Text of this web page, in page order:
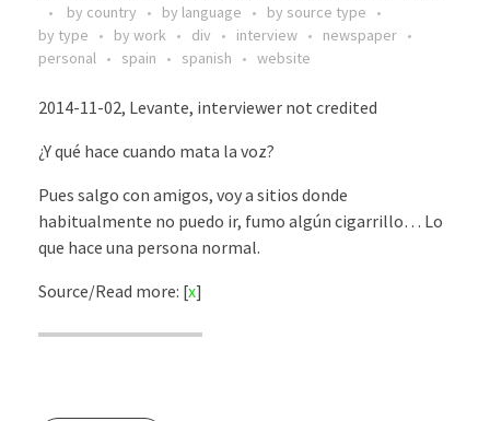
by country
by language
by source type
by type
by work div interview
newspaper
personal
spain spanish website
2014-11-02, Levante, interviewer not credited
¿Y qué hace cuando mata la voz?
Pues salgo con amigos, voy a sitios donde
habitualmente no puedo ir, fumo algún cigarrillo… Lo
que hace una persona normal.
Source/Read more: [x]